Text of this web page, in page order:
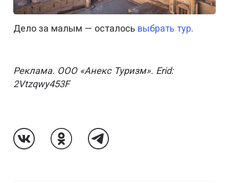
Дело за малым — осталось выбрать тур.
Реклама. ООО «Анекс Туризм». Erid:
2Vtzqwy453F